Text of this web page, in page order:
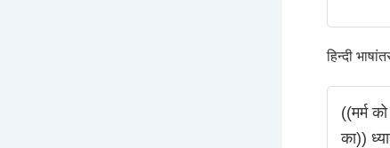
हिन्दी
((मर्म
का))